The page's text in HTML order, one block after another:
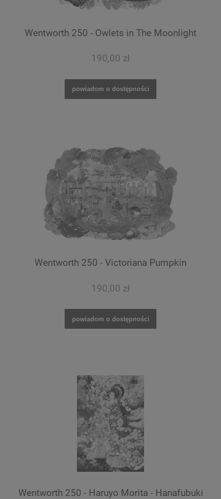
Wentworth 250 - Owlets in The Moonlight
190,00 zł
powiadom o dostępności
Wentworth 250 - Victoriana Pumpkin
190,00 zł
powiadom o dostępności
Wentworth 250 - Haruyo Morita - Hanafubuki